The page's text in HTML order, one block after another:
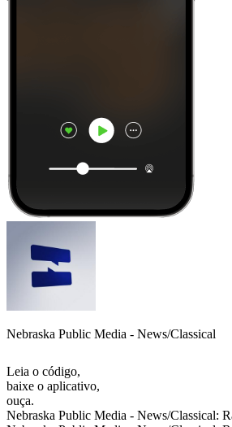
Nebraska Public Media - News/Classical
Leia o código,
baixe o aplicativo,
ouça.
Nebraska Public Media - News/Classical: